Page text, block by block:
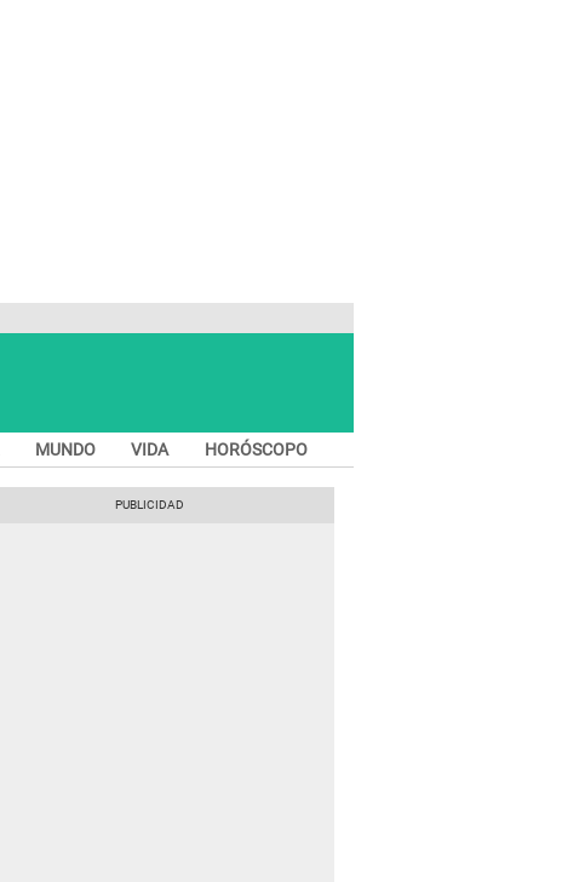
MUNDO VIDA HORÓSCOPO